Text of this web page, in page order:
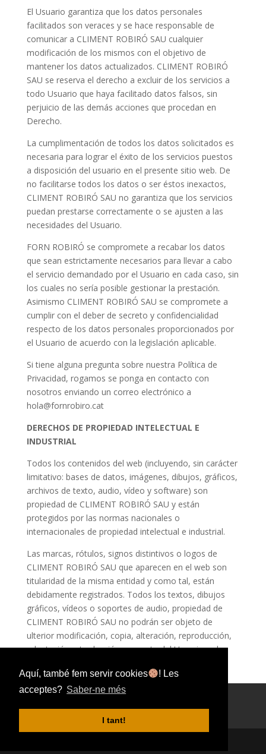
Aquí, també fem servir cookies
! Les
acceptes? Saber-ne més
I tant!
El Usuario garantiza que los datos personales
facilitados son veraces y se hace responsable de
comunicar a CLIMENT ROBIRÓ SAU cualquier
modificación de los mismos con el objetivo de
mantener los datos actualizados. CLIMENT ROBIRÓ
SAU se reserva el derecho a excluir de los servicios a
todo Usuario que haya facilitado datos falsos, sin
perjuicio de las demás acciones que procedan en
Derecho.
La cumplimentación de todos los datos solicitados es
necesaria para lograr el éxito de los servicios puestos
a disposición del usuario en el presente sitio web. De
no facilitarse todos los datos o ser éstos inexactos,
CLIMENT ROBIRÓ SAU no garantiza que los servicios
puedan prestarse correctamente o se ajusten a las
necesidades del Usuario.
FORN ROBIRÓ se compromete a recabar los datos
que sean estrictamente necesarios para llevar a cabo
el servicio demandado por el Usuario en cada caso, sin
los cuales no sería posible gestionar la prestación.
Asimismo CLIMENT ROBIRÓ SAU se compromete a
cumplir con el deber de secreto y confidencialidad
respecto de los datos personales proporcionados por
el Usuario de acuerdo con la legislación aplicable.
Si tiene alguna pregunta sobre nuestra Política de
Privacidad, rogamos se ponga en contacto con
nosotros enviando un correo electrónico a
hola@fornrobiro.cat
DERECHOS DE PROPIEDAD INTELECTUAL E
INDUSTRIAL
Todos los contenidos del web (incluyendo, sin carácter
limitativo: bases de datos, imágenes, dibujos, gráficos,
archivos de texto, audio, vídeo y software) son
propiedad de CLIMENT ROBIRÓ SAU y están
protegidos por las normas nacionales o
internacionales de propiedad intelectual e industrial.
Las marcas, rótulos, signos distintivos o logos de
CLIMENT ROBIRÓ SAU que aparecen en el web son
titularidad de la misma entidad y como tal, están
debidamente registrados. Todos los textos, dibujos
gráficos, vídeos o soportes de audio, propiedad de
CLIMENT ROBIRÓ SAU no podrán ser objeto de
ulterior modificación, copia, alteración, reproducción,
adaptación o traducción por parte del Usuario o de
CLIMENT ROBIRÓ SAU.
Política de privacitat